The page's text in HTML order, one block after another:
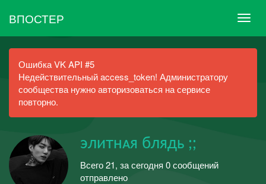
ВПОСТЕР
Ошибка VK API #5
Недействительный access_token! Администратору
сообщества нужно авторизоваться на сервисе
повторно.
элитнᴀя блядь ;;
Всего 21, за сегодня 0 сообщений
отправлено